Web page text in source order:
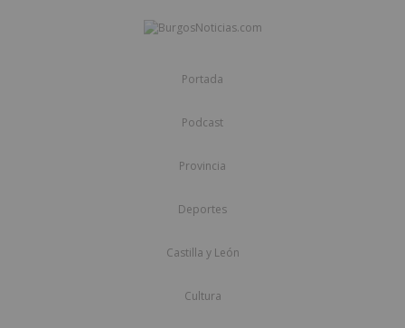
Portada
Podcast
Provincia
Deportes
Castilla y León
Cultura